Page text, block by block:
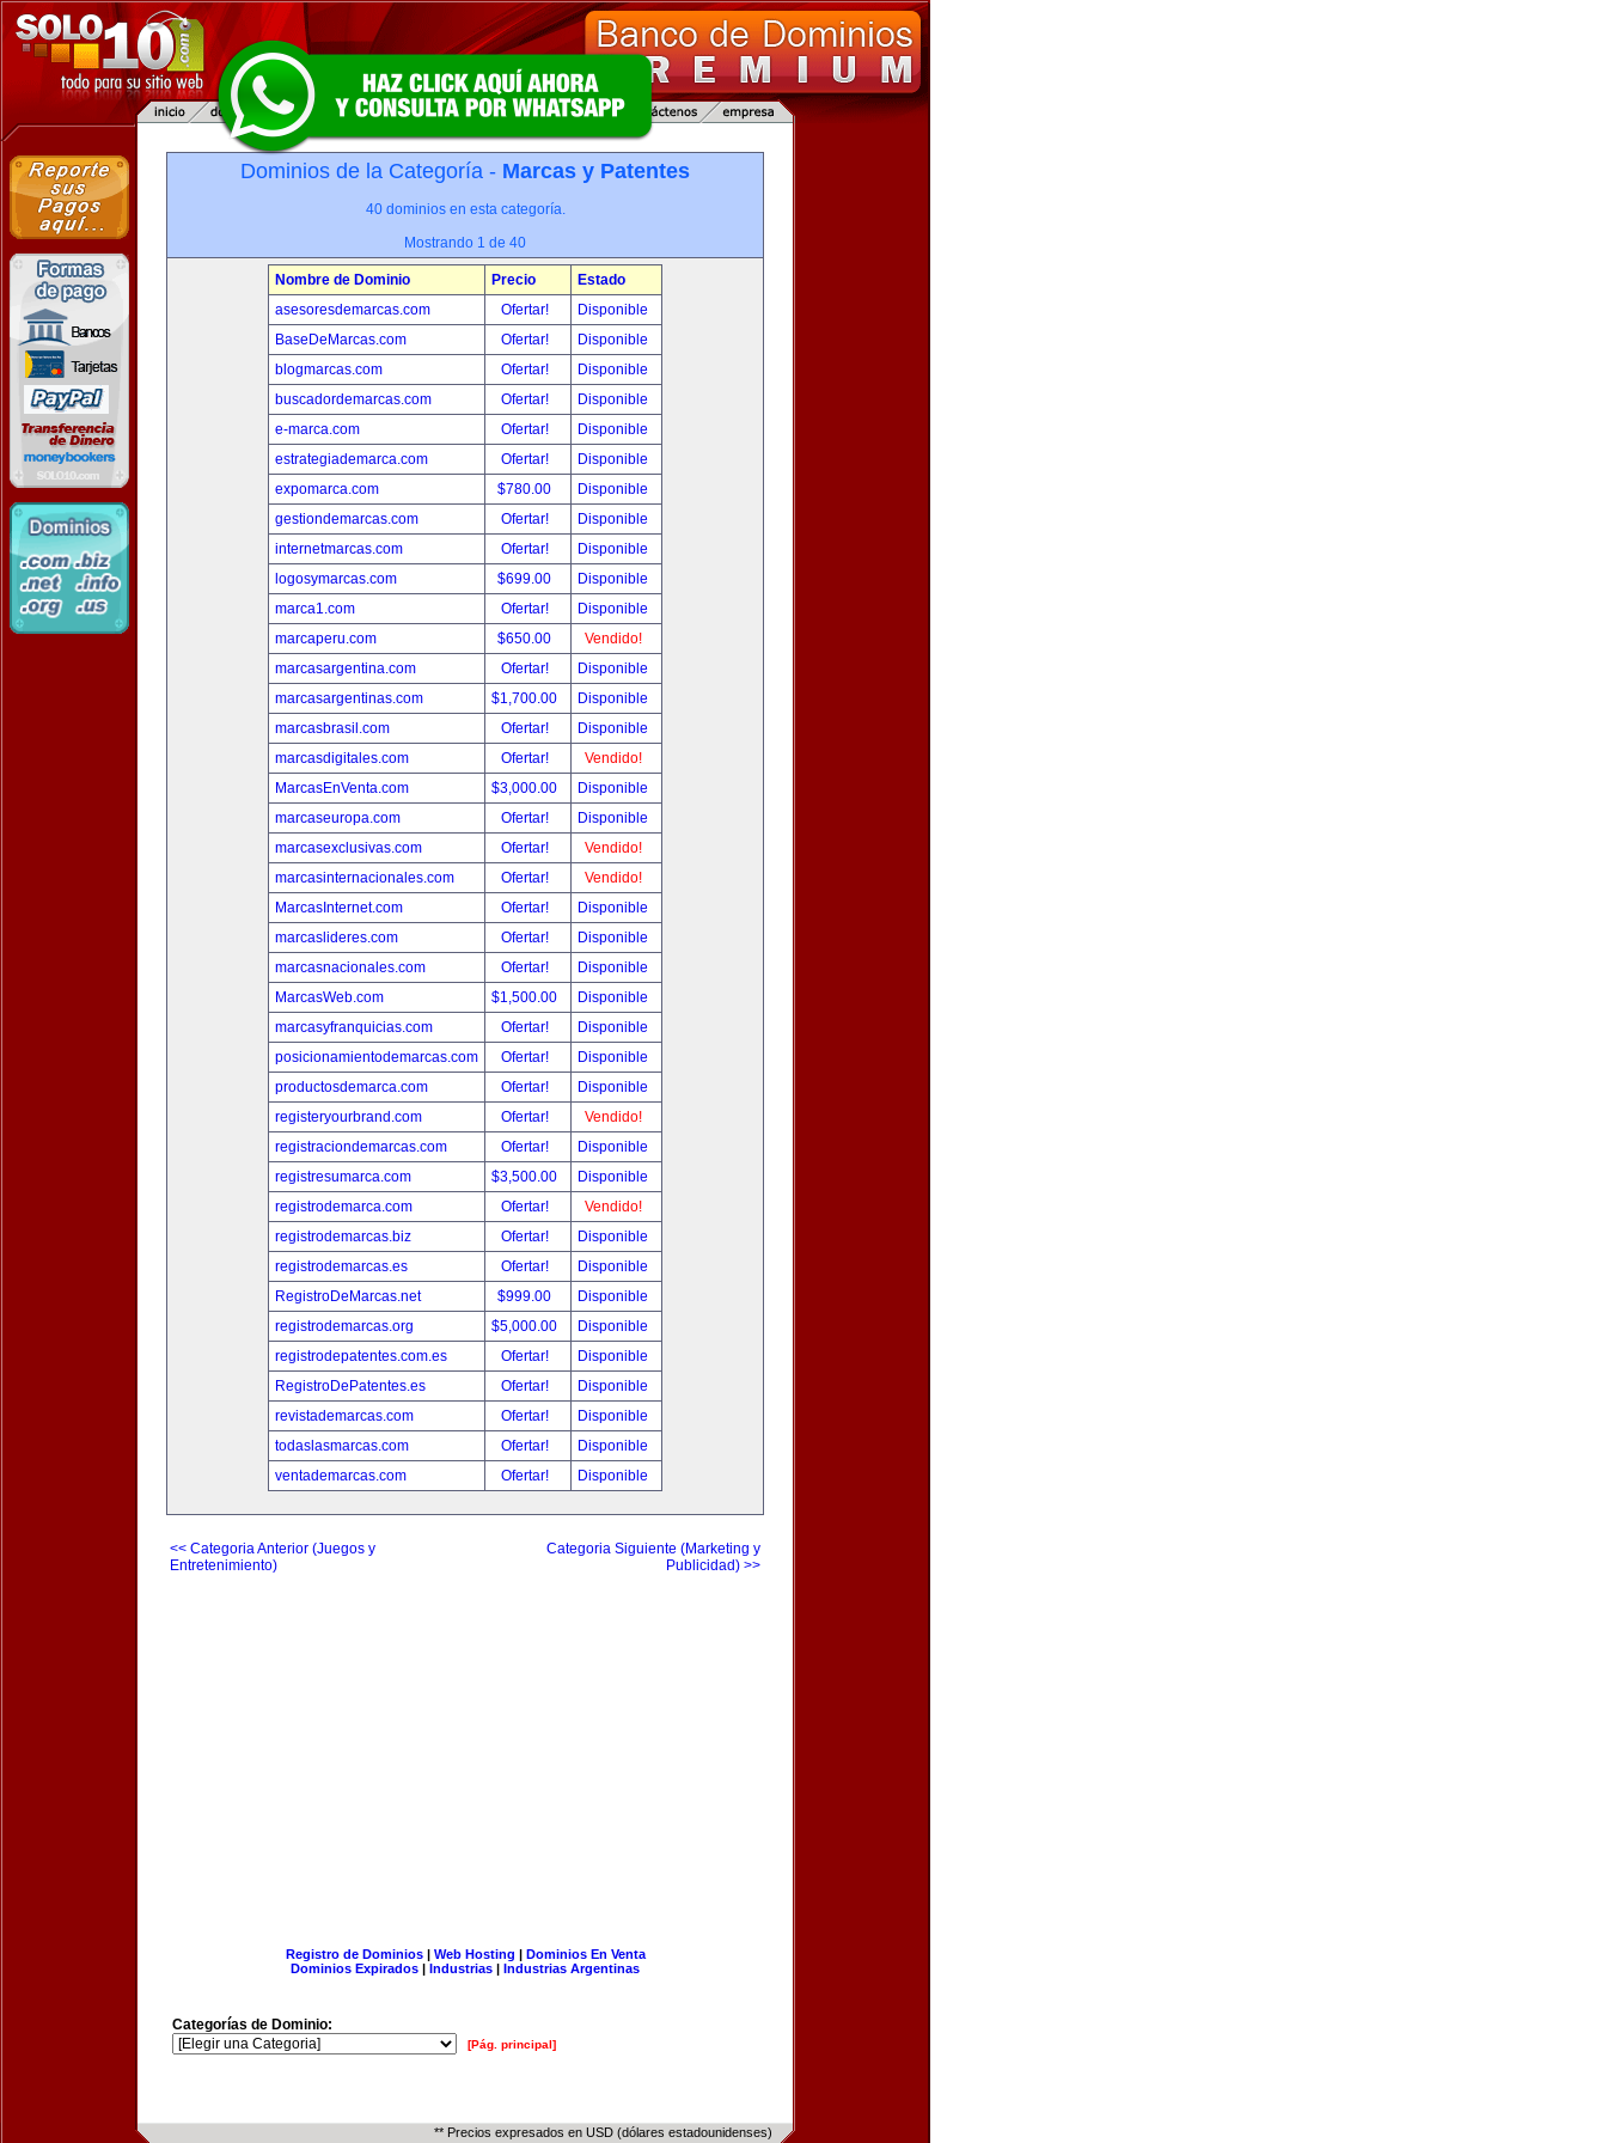
Dominios de la Categoría - Marcas y Patentes
40 dominios en esta categoría.
Mostrando 1 de 40
Nombre de Dominio Precio
Estado
asesoresdemarcas.com
Ofertar!
Disponible
BaseDeMarcas.com
Ofertar!
Disponible
blogmarcas.com
Ofertar!
Disponible
buscadordemarcas.com
Ofertar!
Disponible
e-marca.com
Ofertar!
Disponible
estrategiademarca.com
Ofertar!
Disponible
expomarca.com
$780.00
Disponible
gestiondemarcas.com
Ofertar!
Disponible
internetmarcas.com
Ofertar!
Disponible
logosymarcas.com
$699.00
Disponible
marca1.com
Ofertar!
Disponible
marcaperu.com
$650.00
Vendido!
marcasargentina.com
Ofertar!
Disponible
marcasargentinas.com
$1,700.00
Disponible
marcasbrasil.com
Ofertar!
Disponible
marcasdigitales.com
Ofertar!
Vendido!
MarcasEnVenta.com
$3,000.00
Disponible
marcaseuropa.com
Ofertar!
Disponible
marcasexclusivas.com
Ofertar!
Vendido!
marcasinternacionales.com
Ofertar!
Vendido!
MarcasInternet.com
Ofertar!
Disponible
marcaslideres.com
Ofertar!
Disponible
marcasnacionales.com
Ofertar!
Disponible
MarcasWeb.com
$1,500.00
Disponible
marcasyfranquicias.com
Ofertar!
Disponible
posicionamientodemarcas.com
Ofertar!
Disponible
productosdemarca.com
Ofertar!
Disponible
registeryourbrand.com
Ofertar!
Vendido!
registraciondemarcas.com
Ofertar!
Disponible
registresumarca.com
$3,500.00
Disponible
registrodemarca.com
Ofertar!
Vendido!
registrodemarcas.biz
Ofertar!
Disponible
registrodemarcas.es
Ofertar!
Disponible
RegistroDeMarcas.net
$999.00
Disponible
registrodemarcas.org
$5,000.00
Disponible
registrodepatentes.com.es
Ofertar!
Disponible
RegistroDePatentes.es
Ofertar!
Disponible
revistademarcas.com
Ofertar!
Disponible
todaslasmarcas.com
Ofertar!
Disponible
ventademarcas.com
Ofertar! Disponible
<< Categoria Anterior (Juegos y
Entretenimiento)
Categoria Siguiente (Marketing y
Publicidad) >>
Registro de Dominios| Web Hosting | Dominios En Venta
Dominios Expirados | Industrias | Industrias Argentinas
Categorías de Dominio:
[Pág. principal]
** Precios expresados en USD (dólares estadounidenses)